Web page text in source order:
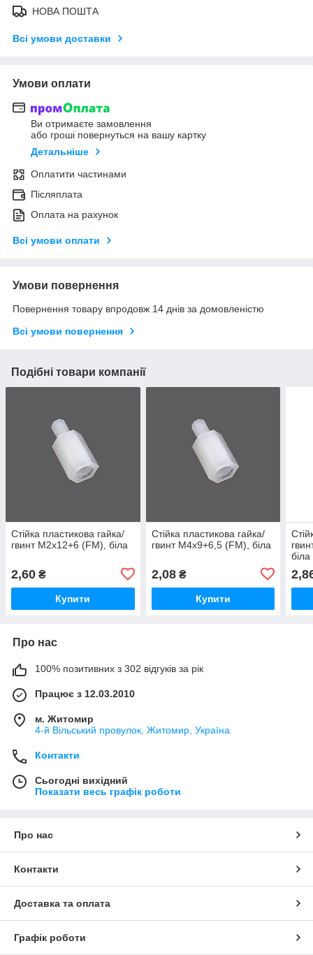
НОВА ПОШТА
Всі умови доставки
Умови оплати
Ви отримаєте замовлення
або гроші повернуться на вашу картку
Детальніше
Оплатити частинами
Післяплата
Оплата на рахунок
Всі умови оплати
Умови повернення
Повернення товару впродовж 14 днів за домовленістю
Всі умови повернення
Подібні товари компанії
Стійка пластикова гайка/
гвинт М2х12+6 (FM), біла
2,60 ₴
Купити
Стійка пластикова гайка/
гвинт М4х9+6,5 (FM), біла
2,08₴
Купити
біла
Про нас
100% позитивних з 302 відгуків за рік
Працює з 12.03.2010
м. Житомир
4-й Вільський провулок, Житомир, Україна
Контакти
Сьогодні вихідний
Показати весь графік роботи
Про нас
Контакти
Доставка та оплата
Графік роботи